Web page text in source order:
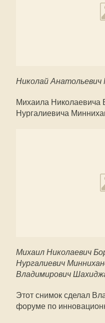
Николай Анатольевич
Михаила Николаевича
Нургалиевича
Михаил Николаевич
Нургалиевич
Владимирович
Этот снимок сделал
форуме по